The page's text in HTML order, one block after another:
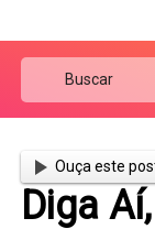
Ouça este
Diga